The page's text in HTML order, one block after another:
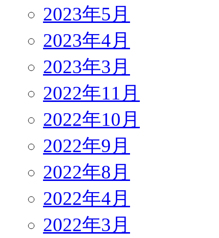
2023年5月
2023年4月
2023年3月
2022年11月
2022年10月
2022年9月
2022年8月
2022年4月
2022年3月